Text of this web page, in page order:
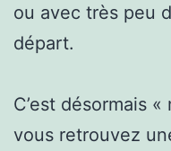
ou avec très peu
départ.
C’est désormais
vous retrouvez